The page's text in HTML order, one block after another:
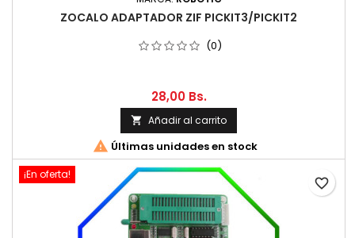
ZOCALO ADAPTADOR ZIF PICKIT3/PICKIT2
(0)
28,00 Bs.
 Añadir al carrito
 Últimas unidades en stock
¡En oferta!
favorite_border